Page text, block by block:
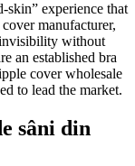
skin” experience that
manufacturer,
invisibility without
an established bra
cover wholesale
to lead the market.
sâni din